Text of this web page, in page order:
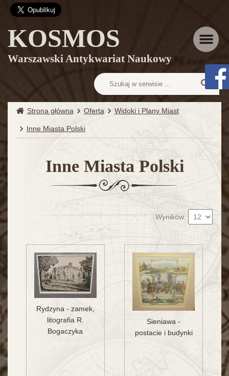
KOSMOS
Warszawski Antykwariat Naukowy
Strona główna Oferta Widoki i Plany Miast
Inne Miasta Polski
Inne Miasta Polski
Wyników:
Rydzyna - zamek,
litografia R.
Bogaczyka
Sieniawa -
postacie i budynki